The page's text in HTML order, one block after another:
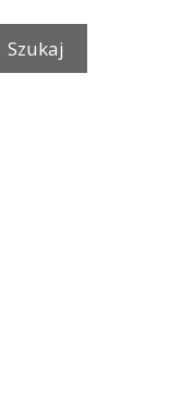
Szukaj